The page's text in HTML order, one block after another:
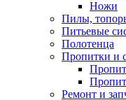
Ножи
Пилы,
Питьевые
Полотенца
Пропитки и
Ремонт и